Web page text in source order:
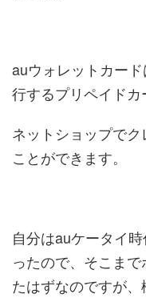
auウォレットカー
行するプリペイドカ
ネットショップで
ことができます。
自分はauケータイ
ったので、そこま
たはずなのですが